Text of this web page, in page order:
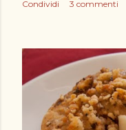
Condividi 3 commenti